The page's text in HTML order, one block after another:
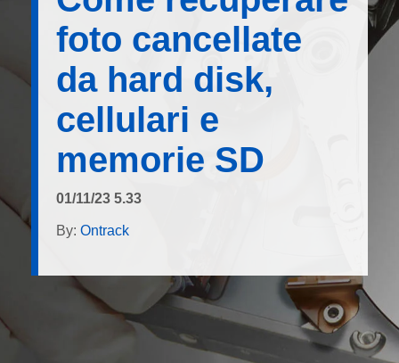
foto cancellate
da hard disk,
cellulari e
memorie SD
01/11/23 5.33
By: Ontrack